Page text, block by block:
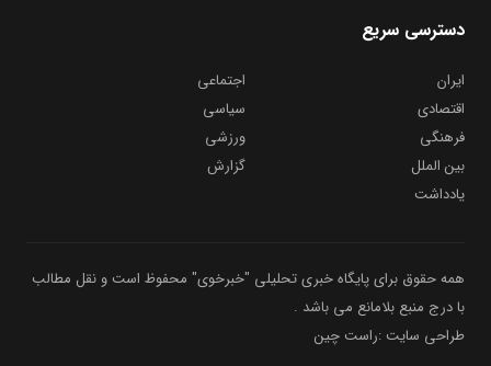
دسترسی سریع
ایران
اجتماعی
اقتصادی
سیاسی
فرهنگی
ورزشی
بین الملل
گزارش
یادداشت
همه حقوق برای پایگاه خبری تحلیلی "خبرخوی" محفوظ است و نقل مطالب
با درج منبع بلامانع می باشد .
طراحی سایت :راست چین